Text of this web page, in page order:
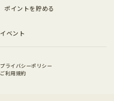
ポイントを貯める
イベント
プライバシーポリシー
ご利用規約